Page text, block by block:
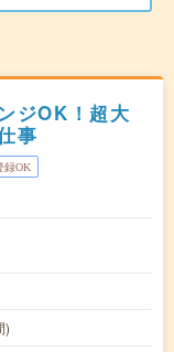
ジOK！超大
事
録OK
)